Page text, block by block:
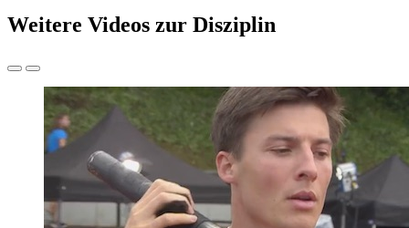
Weitere Videos zur Disziplin